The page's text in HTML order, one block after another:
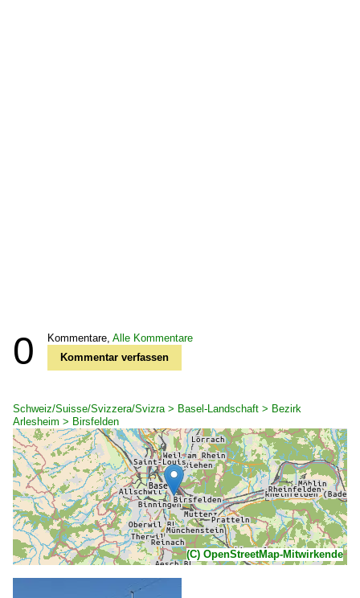
0 Kommentare, Alle Kommentare
Kommentar verfassen
Schweiz/Suisse/Svizzera/Svizra > Basel-Landschaft > Bezirk
Arlesheim > Birsfelden
(C) OpenStreetMap-Mitwirkende